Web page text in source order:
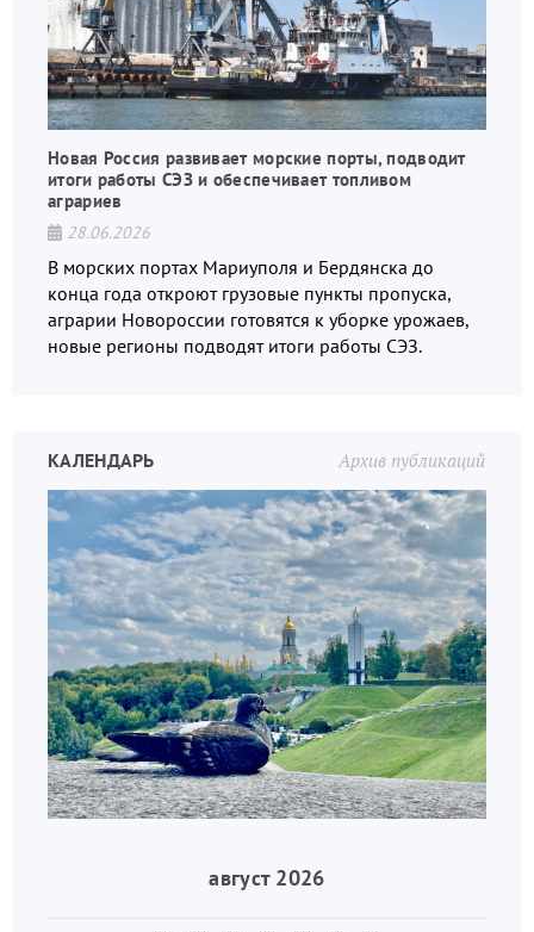
Новая Россия развивает морские порты, подводит
итоги работы СЭЗ и обеспечивает топливом
аграриев
28.06.2026
В морских портах Мариуполя и Бердянска до
конца года откроют грузовые пункты пропуска,
аграрии Новороссии готовятся к уборке урожаев,
новые регионы подводят итоги работы СЭЗ.
Архив публикаций
КАЛЕНДАРЬ
август 2026